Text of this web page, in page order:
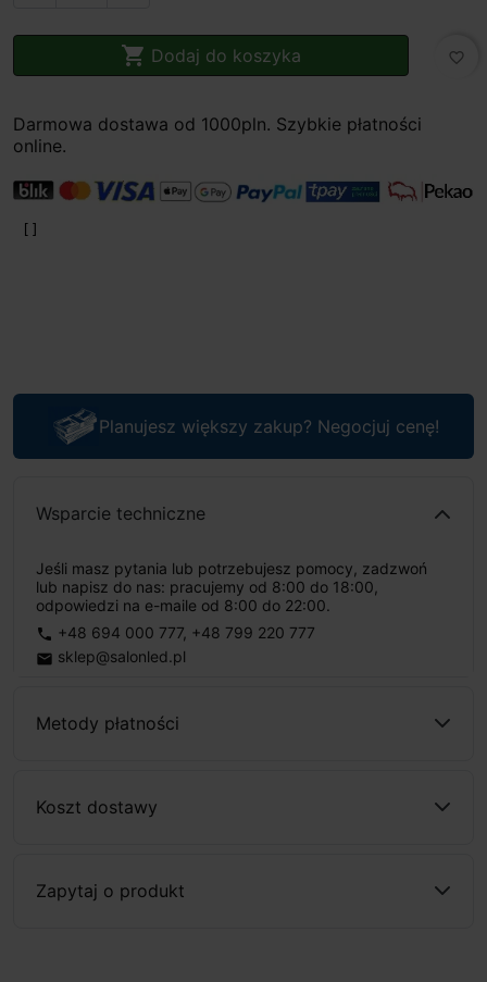
 Dodaj do koszyka favorite_border
Darmowa dostawa od 1000pln. Szybkie płatności
online.
Planujesz większy zakup? Negocjuj cenę!
Wsparcie techniczne
Jeśli masz pytania lub potrzebujesz pomocy, zadzwoń
lub napisz do nas: pracujemy od 8:00 do 18:00,
odpowiedzi na e-maile od 8:00 do 22:00.
phone +48 694 000 777, +48 799 220 777
email sklep@salonled.pl
Metody płatności
Koszt dostawy
Zapytaj o produkt